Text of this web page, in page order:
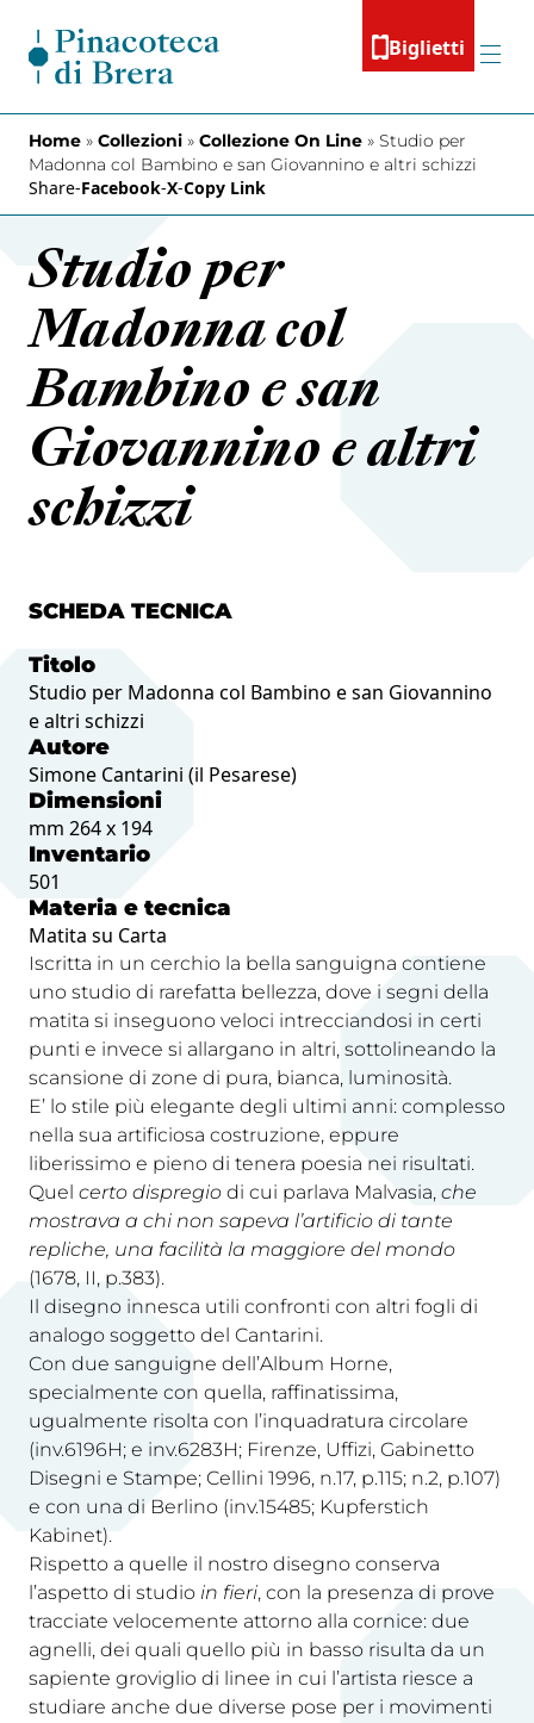
Biglietti
Menu
Home » Collezioni » Collezione On Line » Studio per
Madonna col Bambino e san Giovannino e altri schizzi
Share-Facebook-X-Copy Link
Studio per
Madonna col
Bambino e san
Giovannino e altri
schizzi
SCHEDA TECNICA
Titolo
Studio per Madonna col Bambino e san Giovannino
e altri schizzi
Autore
Simone Cantarini (il Pesarese)
Dimensioni
mm 264 x 194
Inventario
501
Materia e tecnica
Matita su Carta
Iscritta in un cerchio la bella sanguigna contiene
uno studio di rarefatta bellezza, dove i segni della
matita si inseguono veloci intrecciandosi in certi
punti e invece si allargano in altri, sottolineando la
scansione di zone di pura, bianca, luminosità.
E’ lo stile più elegante degli ultimi anni: complesso
nella sua artificiosa costruzione, eppure
liberissimo e pieno di tenera poesia nei risultati.
Quel certo dispregio di cui parlava Malvasia, che
mostrava a chi non sapeva l’artificio di tante
repliche, una facilità la maggiore del mondo
(1678, II, p.383).
Il disegno innesca utili confronti con altri fogli di
analogo soggetto del Cantarini.
Con due sanguigne dell’Album Horne,
specialmente con quella, raffinatissima,
ugualmente risolta con l’inquadratura circolare
(inv.6196H; e inv.6283H; Firenze, Uffizi, Gabinetto
Disegni e Stampe; Cellini 1996, n.17, p.115; n.2, p.107)
e con una di Berlino (inv.15485; Kupferstich
Kabinet).
Rispetto a quelle il nostro disegno conserva
l’aspetto di studio in fieri, con la presenza di prove
tracciate velocemente attorno alla cornice: due
agnelli, dei quali quello più in basso risulta da un
sapiente groviglio di linee in cui l’artista riesce a
studiare anche due diverse pose per i movimenti